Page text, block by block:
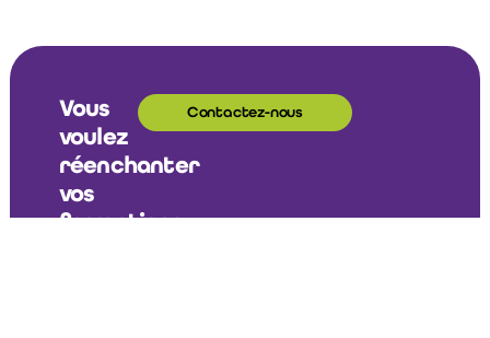
Vous
voulez
réenchanter
vos
formations
Contactez-nous